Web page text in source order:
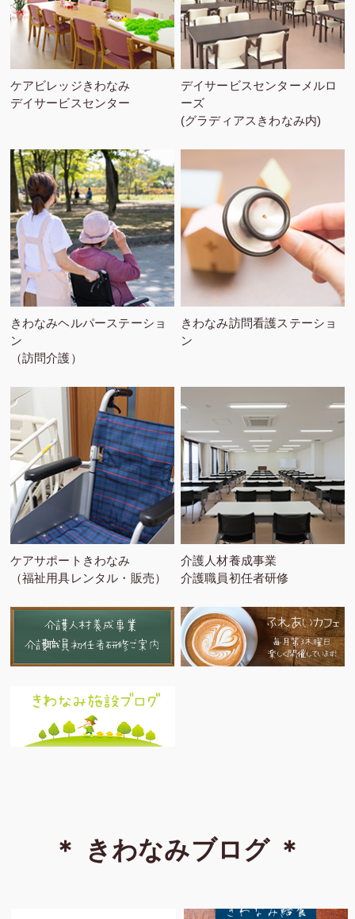
ケアビレッジきわなみ
デイサービスセンター
デイサービスセンターメルロ
ーズ
(グラディアスきわなみ内)
きわなみヘルパーステーショ
ン
（訪問介護）
きわなみ訪問看護ステーショ
ン
ケアサポートきわなみ
（福祉用具レンタル・販売）
介護人材養成事業
介護職員初任者研修
＊ きわなみブログ ＊